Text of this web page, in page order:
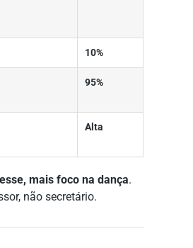
10%
95%
Alta
mais foco na dança.
não secretário.